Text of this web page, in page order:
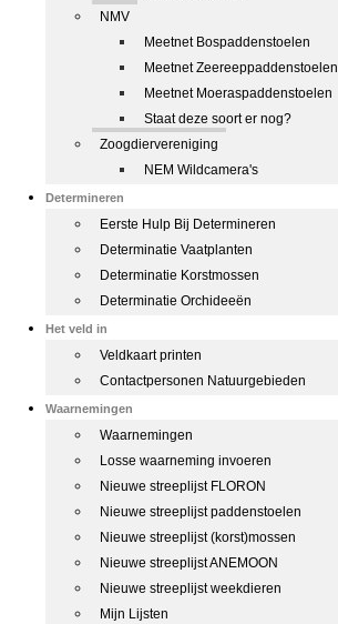
NMV
Meetnet Bospaddenstoelen
Meetnet Zeereeppaddenstoelen
Meetnet Moeraspaddenstoelen
Staat deze soort er nog?
Zoogdiervereniging
NEM Wildcamera's
Determineren
Eerste Hulp Bij Determineren
Determinatie Vaatplanten
Determinatie Korstmossen
Determinatie Orchideeën
Het veld in
Veldkaart printen
Contactpersonen Natuurgebieden
Waarnemingen
Waarnemingen
Losse waarneming invoeren
Nieuwe streeplijst FLORON
Nieuwe streeplijst paddenstoelen
Nieuwe streeplijst (korst)mossen
Nieuwe streeplijst ANEMOON
Nieuwe streeplijst weekdieren
Mijn Lijsten